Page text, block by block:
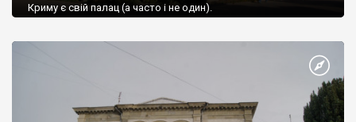
Криму є свій палац (а часто і не один).